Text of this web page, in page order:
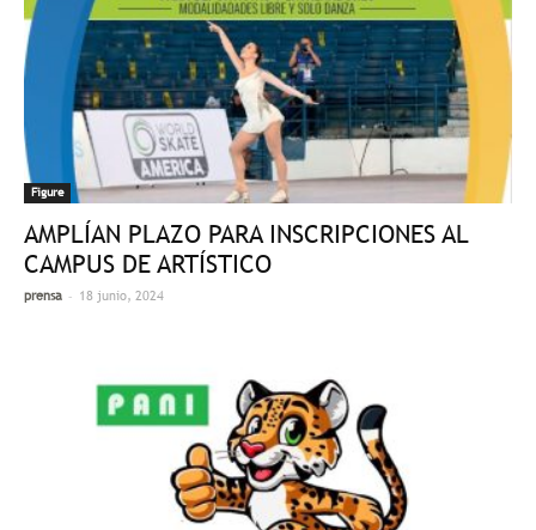
Figure
AMPLÍAN PLAZO PARA INSCRIPCIONES AL
CAMPUS DE ARTÍSTICO
prensa - 18 junio, 2024